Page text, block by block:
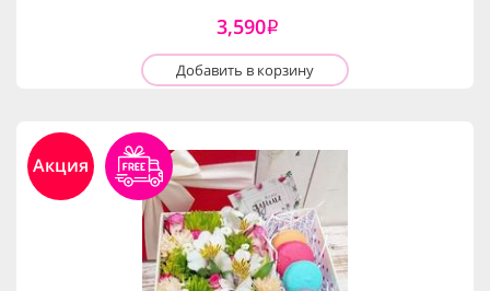
3,590i
Добавить в корзину
Акция